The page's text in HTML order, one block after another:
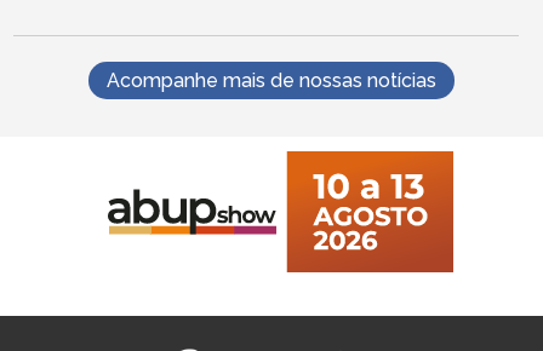
Acompanhe mais de nossas notícias